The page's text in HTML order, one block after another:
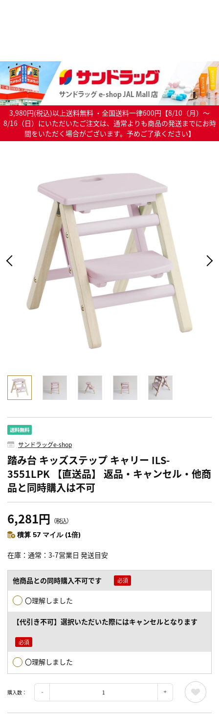
3,980円(税込)以上送料無料 ・全国送料一律600円【8/10（月）～
8/16（日）にいただいたご注文は、通常よりも商品の発送までにお時
間をいただく場合がございます。予めご了承ください】
サンドラッグe-shop
踏み台 キッズステップ キャリー ILS-
3551LPK 【直送品】 返品・キャンセル・他商
品と同時購入は不可
6,281円 （税込）
積算 57 マイル (1倍)
在庫 通常：3-7営業日 発送目安
他商品との同時購入不可です
〇理解しました
【代引き不可】選択いただいた際にはキャンセルとなります
〇理解しました
購入数：